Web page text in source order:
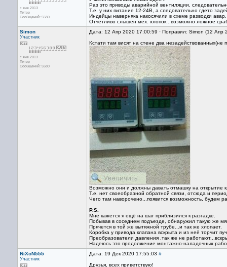
с янв 2013
Питер
Сообщений: 5580
Раз это приводы аварийной вентиляции,
Т.е. у них питание 12-24В, а следовательно гдето
Индейцы наверняка накосячили в схеме разводки
Отчётливо слышен мех. хлопок...возможно ложное
Simon
Участник
с янв 2013
Питер
Сообщений: 5580
Дата: 12 Апр 2020 17:00:59 · Поправил: Simon (12 Апр
Кстати там висят на стене два
Возможно они и должны давать отмашку на открытие
Т.е. нет своеобразной обратной связи, отсюда и
Чего там наворочено...появится возможность, будем
P.S.
Мне кажется я ещё на шаг приблизился к разгадке.
Побывав в соседнем подъезде, обнаружил такую же
Прячется в той же вытяжной трубе...и так же хлопает.
Коробка у привода клапана вскрыта и из неё торчит
Преобразователи давления ,так же не
Надеюсь это продолжение монтажно-наладочных
NiXoN555
Участник
Дата: 19 Дек 2020 17:55:03 #
Друзья, всех приветствую!